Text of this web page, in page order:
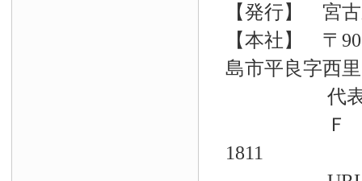
【発行】 宮
【本社】 〒
島市平良字西
代表電話
Ｆ Ａ
1811